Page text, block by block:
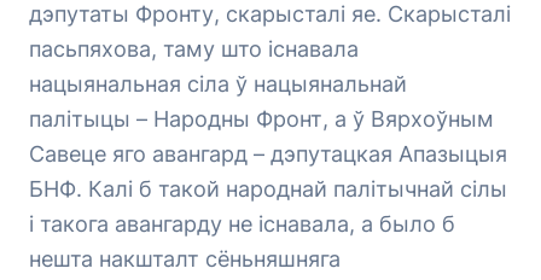
дэпутаты Фронту, скарысталі яе. Скарысталі
пасьпяхова, таму што існавала
нацыянальная сіла ў нацыянальнай
палітыцы – Народны Фронт, а ў Вярхоўным
Савеце яго авангард – дэпутацкая Апазыцыя
БНФ. Калі б такой народнай палітычнай сілы
і такога авангарду не існавала, а было б
нешта накшталт сёньняшняга